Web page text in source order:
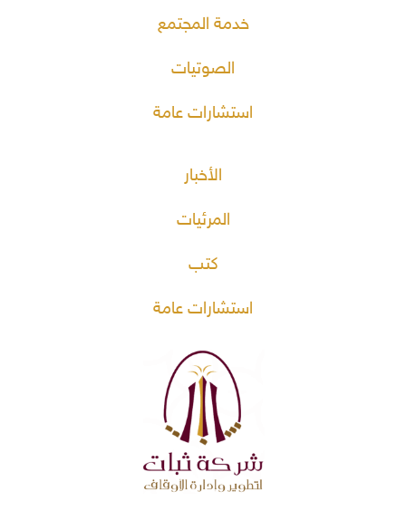
خدمة المجتمع
الصوتيات
استشارات عامة
الأخبار
المرئيات
كتب
استشارات عامة